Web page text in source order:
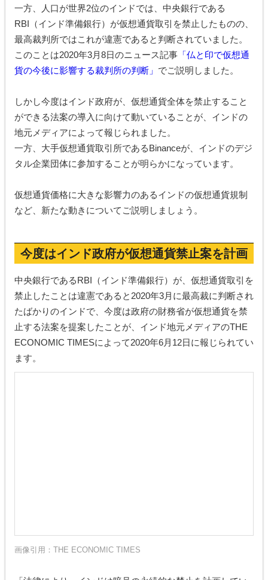
一方、人口が世界2位のインドでは、中央銀行である
RBI（インド準備銀行）が仮想通貨取引を禁止したものの、
最高裁判所ではこれが違憲であると判断されていました。
このことは2020年3月8日のニュース記事「仏と印で仮想通
貨の今後に影響する裁判所の判断」 でご説明しました。
しかし今度はインド政府が、仮想通貨全体を禁止すること
ができる法案の導入に向けて動いていることが、インドの
地元メディアによって報じられました。
一方、大手仮想通貨取引所であるBinanceが、インドのデジ
タル企業団体に参加することが明らかになっています。
仮想通貨価格に大きな影響力のあるインドの仮想通貨規制
など、新たな動きについてご説明しましょう。
今度はインド政府が仮想通貨禁止案を計画
中央銀行であるRBI（インド準備銀行）が、仮想通貨取引を
禁止したことは違憲であると2020年3月に最高裁に判断され
たばかりのインドで、今度は政府の財務省が仮想通貨を禁
止する法案を提案したことが、インド地元メディアのTHE
ECONOMIC TIMESによって2020年6月12日に報じられてい
ます。
画像引用： THE ECONOMIC TIMES